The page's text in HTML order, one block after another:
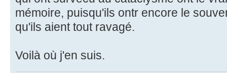
mémoire, puisqu'ils ontr encore le
qu'ils aient tout ravagé.
Voilà où j'en suis.